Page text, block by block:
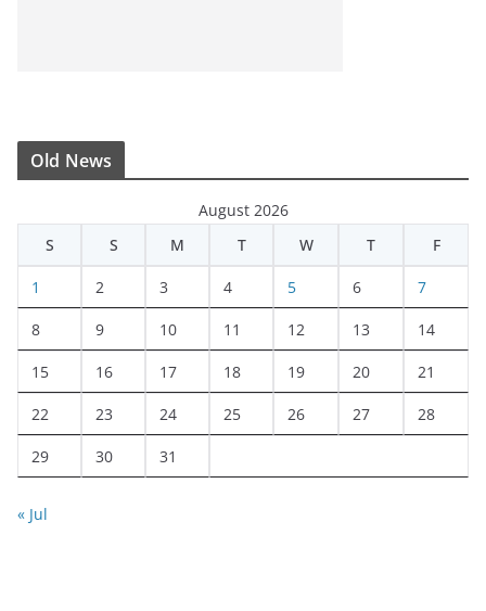
Old News
August 2026
S
S M T W T F
1 2 3 4 5 6 7
8 9 10 11 12 13 14
15 16 17 18 19 20 21
22 23 24 25 26 27 28
29 30 31
« Jul